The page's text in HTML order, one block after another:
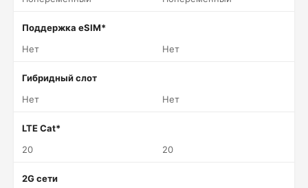
Поддержка eSIM*
Нет
Нет
Гибридный слот
Нет
Нет
LTE Cat*
20
20
2G сети